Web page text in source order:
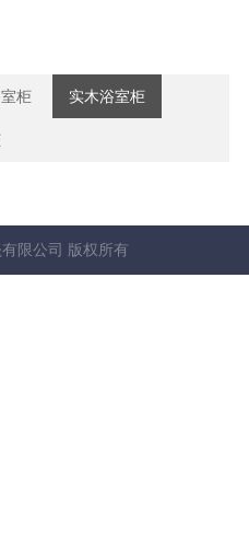
柜 实木浴室柜
限公司 版权所有